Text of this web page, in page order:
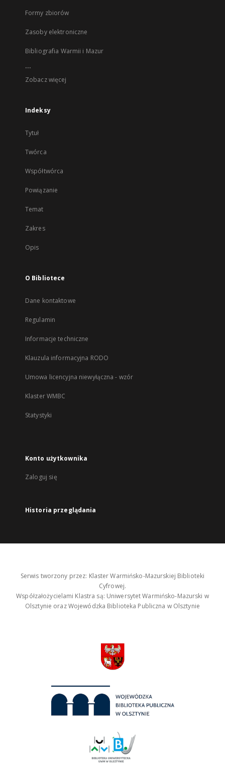
Formy zbiorów
Zasoby elektroniczne
Bibliografia Warmii i Mazur
...
Zobacz więcej
Indeksy
Tytuł
Twórca
Współtwórca
Powiązanie
Temat
Zakres
Opis
O Bibliotece
Dane kontaktowe
Regulamin
Informacje techniczne
Klauzula informacyjna RODO
Umowa licencyjna niewyłączna - wzór
Klaster WMBC
Statystyki
Konto użytkownika
Zaloguj się
Historia przeglądania
Serwis tworzony przez: Klaster Warmińsko-Mazurskiej Biblioteki
Cyfrowej.
Współzałożycielami Klastra są: Uniwersytet Warmińsko-Mazurski w
Olsztynie oraz Wojewódzka Biblioteka Publiczna w Olsztynie